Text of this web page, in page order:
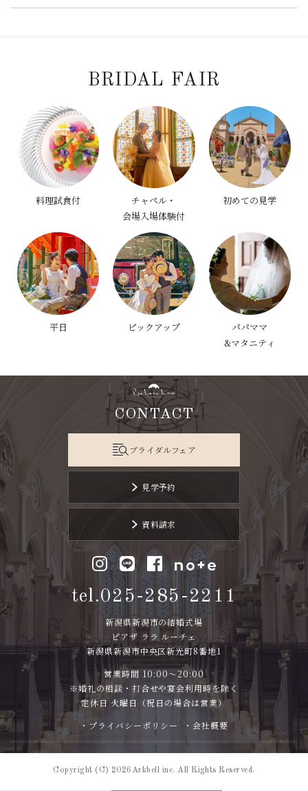
BRIDAL FAIR
料理試食付
チャペル・
会場入場体験付
初めての見学
平日 ピックアップ
パパママ
&マタニティ
CONTACT
ブライダルフェア
見学予約
資料請求
tel.025-285-2211
新潟県新潟市の結婚式場
ピアザ ララ ルーチェ
新潟県新潟市中央区新光町8番地1
営業時間 10:00～20:00
※婚礼の相談・打合せや宴会利用時を除く
定休日 火曜日（祝日の場合は営業）
・プライバシーポリシー
・会社概要
Copyright (C) 2026Arkbell inc. All Rights Reserved.